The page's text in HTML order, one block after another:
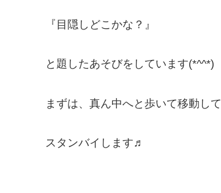
『目隠しどこかな？』
と題したあそびをしています(*^^*)
まずは、真ん中へと歩いて移動して
スタンバイします♬